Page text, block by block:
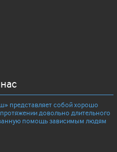
представляет собой хорошо
довольно длительного
помощь зависимым людям